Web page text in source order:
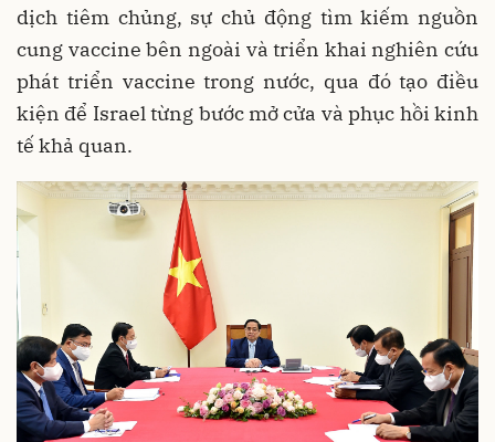
dịch tiêm chủng, sự chủ động tìm kiếm nguồn
cung vaccine bên ngoài và triển khai nghiên cứu
phát triển vaccine trong nước, qua đó tạo điều
kiện để Israel từng bước mở cửa và phục hồi kinh
tế khả quan.